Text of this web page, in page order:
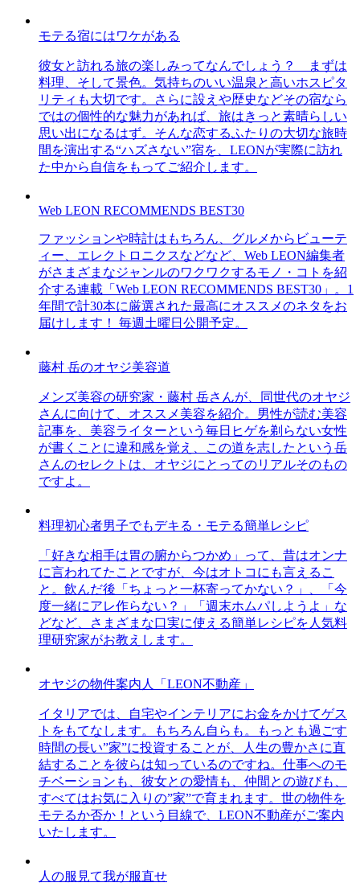
モテる宿にはワケがある
彼女と訪れる旅の楽しみってなんでしょう？ まずは
料理、そして景色。気持ちのいい温泉と高いホスピタ
リティも大切です。さらに設えや歴史などその宿なら
ではの個性的な魅力があれば、旅はきっと素晴らしい
思い出になるはず。そんな恋するふたりの大切な旅時
間を演出する“ハズさない”宿を、LEONが実際に訪れ
た中から自信をもってご紹介します。
Web LEON RECOMMENDS BEST30
ファッションや時計はもちろん、グルメからビューテ
ィー、エレクトロニクスなどなど、Web LEON編集者
がさまざまなジャンルのワクワクするモノ・コトを紹
介する連載「Web LEON RECOMMENDS BEST30」。1
年間で計30本に厳選された最高にオススメのネタをお
届けします！ 毎週土曜日公開予定。
藤村 岳のオヤジ美容道
メンズ美容の研究家・藤村 岳さんが、同世代のオヤジ
さんに向けて、オススメ美容を紹介。男性が読む美容
記事を、美容ライターという毎日ヒゲを剃らない女性
が書くことに違和感を覚え、この道を志したという岳
さんのセレクトは、オヤジにとってのリアルそのもの
ですよ。
料理初心者男子でもデキる・モテる簡単レシピ
「好きな相手は胃の腑からつかめ」って、昔はオンナ
に言われてたことですが、今はオトコにも言えるこ
と。飲んだ後「ちょっと一杯寄ってかない？」、「今
度一緒にアレ作らない？」「週末ホムパしようよ」な
どなど、さまざまな口実に使える簡単レシピを人気料
理研究家がお教えします。
オヤジの物件案内人「LEON不動産」
イタリアでは、自宅やインテリアにお金をかけてゲス
トをもてなします。もちろん自らも。もっとも過ごす
時間の長い”家”に投資することが、人生の豊かさに直
結することを彼らは知っているのですね。仕事へのモ
チベーションも、彼女との愛情も、仲間との遊びも、
すべてはお気に入りの”家”で育まれます。世の物件を
モテるか否か！という目線で、LEON不動産がご案内
いたします。
人の服見て我が服直せ